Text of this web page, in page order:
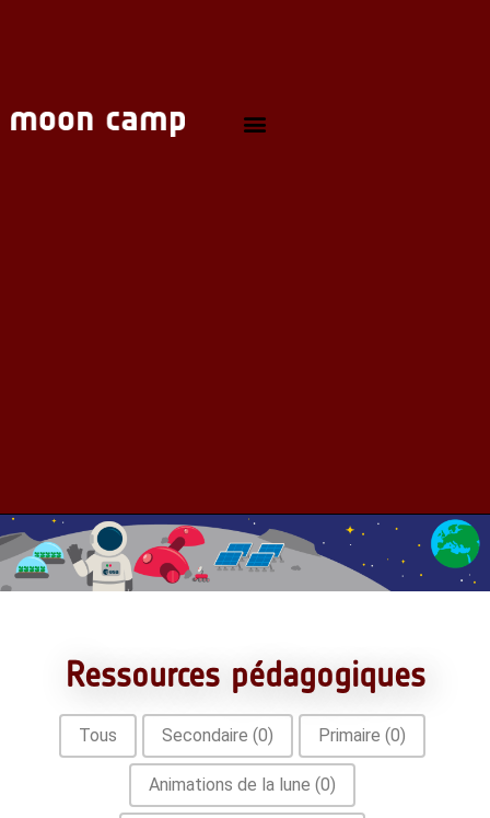
Ressources pédagogiques
La sélection
Tous Secondaire (0) Primaire (0)
Animations de la lune (0)